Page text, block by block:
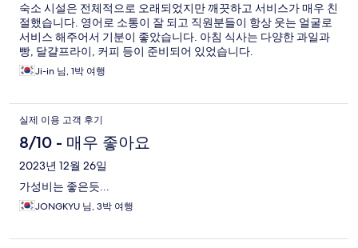
숙소 시설은 전체적으로 오래되었지만 깨끗하고 서비스가 매우 친
절했습니다. 영어로 소통이 잘 되고 직원분들이 항상 웃는 얼굴로
서비스 해주어서 기분이 좋았습니다. 아침 식사는 다양한 과일과
빵, 달걀프라이, 커피 등이 준비되어 있었습니다.
Ji-in 님, 1박 여행
실제 이용 고객 후기
8/10 - 매우 좋아요
2023년 12월 26일
가성비는 좋은듯...
JONGKYU 님, 3박 여행